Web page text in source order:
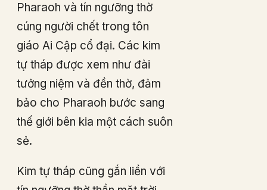
Pharaoh và tín ngưỡng thờ
cúng người chết trong tôn
giáo Ai Cập cổ đại. Các kim
tự tháp được xem như đài
tưởng niệm và đền thờ, đảm
bảo cho Pharaoh bước sang
thế giới bên kia một cách suôn
sẻ.
Kim tự tháp cũng gắn liền với